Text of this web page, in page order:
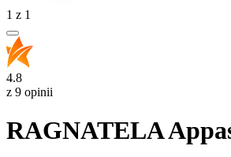
1 z 1
4.8
z 9 opinii
RAGNATELA